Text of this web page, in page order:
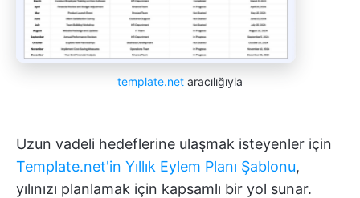
template.net aracılığıyla
Uzun vadeli hedeflerine ulaşmak isteyenler için
Template.net'in Yıllık Eylem Planı Şablonu,
yılınızı planlamak için kapsamlı bir yol sunar.